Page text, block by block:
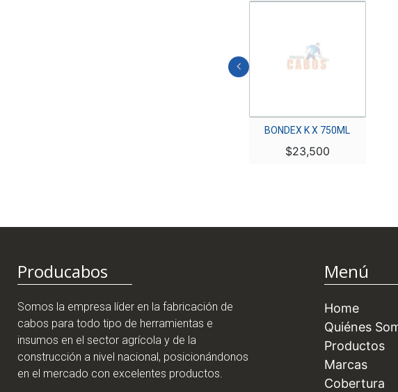
BONDEX K X 750ML
$23,500
Producabos
Somos la empresa líder en la fabricación de
cabos para todo tipo de herramientas e
insumos en el sector agrícola y de la
construcción a nivel nacional, posicionándonos
en el mercado con excelentes productos.
Menú
Home
Quiénes
Productos
Marcas
Cobertura